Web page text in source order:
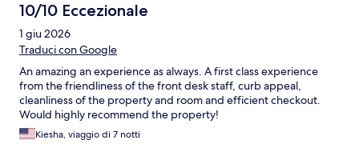
10/10 Eccezionale
1 giu 2026
Traduci con Google
An amazing an experience as always. A first class experience
from the friendliness of the front desk staff, curb appeal,
cleanliness of the property and room and efficient checkout.
Would highly recommend the property!
Kiesha, viaggio di 7 notti